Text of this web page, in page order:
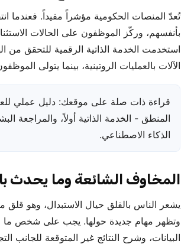
تُعدّ المنصات الحكومية مؤشراً مفيداً. فعندما
بأنفسهم، وركّز الموظفون على الحالات
استخدمت الخدمة الذاتية الرقمية للتحقق من
الآلات بالعمليات الروتينية، بينما يتولى
قراءة ذات صلة على موقعك: دليل عملي
المنطق - الخدمة الذاتية أولاً، والمراجعة
الذكاء الاصطناعي.
المخاوف الشائعة وما يحدث
يشعر الناس بالقلق حيال الاستبدال، وهو
وتظهر مهام جديدة حولها. يجب على شخص ما
البيانات، وشرح النتائج غير المتوقعة للجانب